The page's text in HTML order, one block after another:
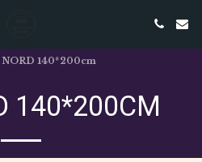
NORD 140*200cm
140*200CM